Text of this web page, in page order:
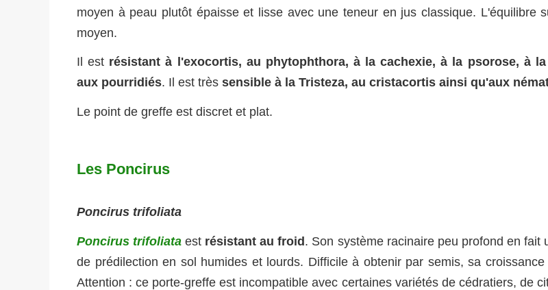
moyen à peau plutôt épaisse et lisse avec une teneur en jus classique. L'équilibre
moyen.
Il est résistant à l'exocortis, au phytophthora, à la cachexie, à la psorose, à
aux pourridiés. Il est très sensible à la Tristeza, au cristacortis ainsi qu'aux
Le point de greffe est discret et plat.
Les Poncirus
Poncirus trifoliata
Poncirus trifoliata est résistant au froid. Son système racinaire peu profond en fait
de prédilection en sol humides et lourds. Difficile à obtenir par semis, sa
Attention : ce porte-greffe est incompatible avec certaines variétés de cédratiers, de